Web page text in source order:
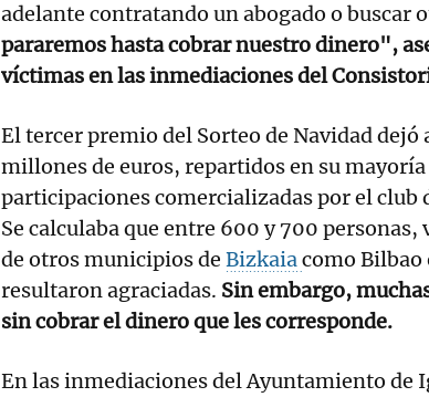
adelante contratando un abogado o buscar
pararemos hasta cobrar nuestro dinero",
víctimas en las inmediaciones del
El tercer premio del Sorteo de Navidad dejó
millones de euros, repartidos en su
participaciones comercializadas por el club
Se calculaba que entre 600 y 700 personas,
de otros municipios de Bizkaiacomo Bilbao
resultaron agraciadas. Sin embargo,
sin cobrar el dinero que les corresponde.
En las inmediaciones del Ayuntamiento de